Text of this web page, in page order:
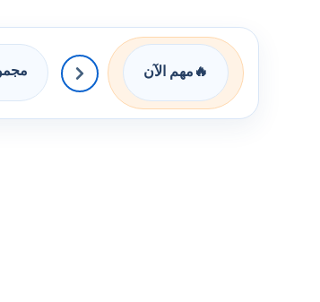
🔥 مهم الآن